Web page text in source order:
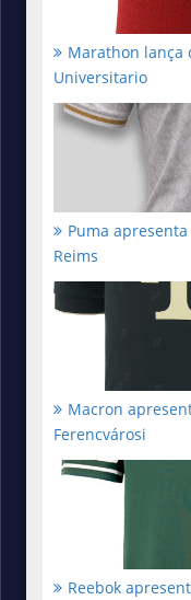
Marathon lança
Universitario
Puma
Reims
Macron
Ferencvárosi
Reebok